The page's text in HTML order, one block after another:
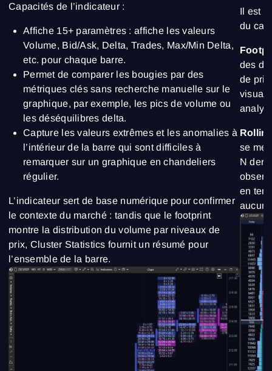
Capacités de l’indicateur :
Affiche 15+ paramètres : affiche les valeurs
Volume, Bid/Ask, Delta, Trades, Max/Min Delta,
etc. pour chaque barre.
Permet de comparer les bougies par des
métriques clés sans recherche manuelle sur le
graphique, par exemple, les pics de volume ou
les déséquilibres delta.
Capture les valeurs extrêmes et les anomalies à
l’intérieur de la barre qui sont difficiles à
remarquer sur un graphique en chandeliers
régulier.
L’indicateur sert de base numérique pour confirmer
le contexte du marché : tandis que le footprint
montre la distribution du volume par niveaux de
prix, Cluster Statistics fournit un résumé pour
l’ensemble de la barre.
Il est
du
des
de
se met
N
en